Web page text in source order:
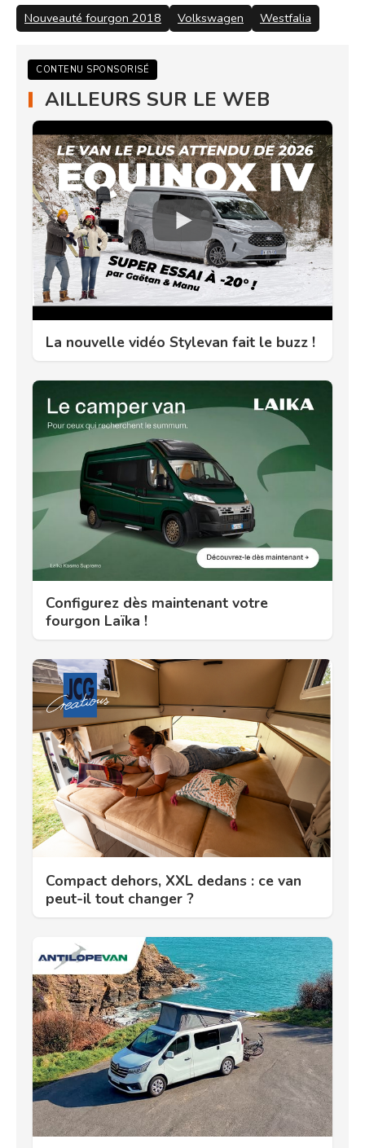
Nouveauté fourgon 2018 Volkswagen Westfalia
CONTENU SPONSORISÉ
AILLEURS SUR LE WEB
La nouvelle vidéo Stylevan fait le buzz !
Configurez dès maintenant votre
fourgon Laïka !
Compact dehors, XXL dedans : ce van
peut-il tout changer ?